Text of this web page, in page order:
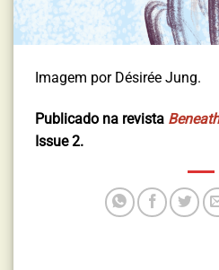
Imagem por Désirée Jung.
Publicado na revista
Issue 2.